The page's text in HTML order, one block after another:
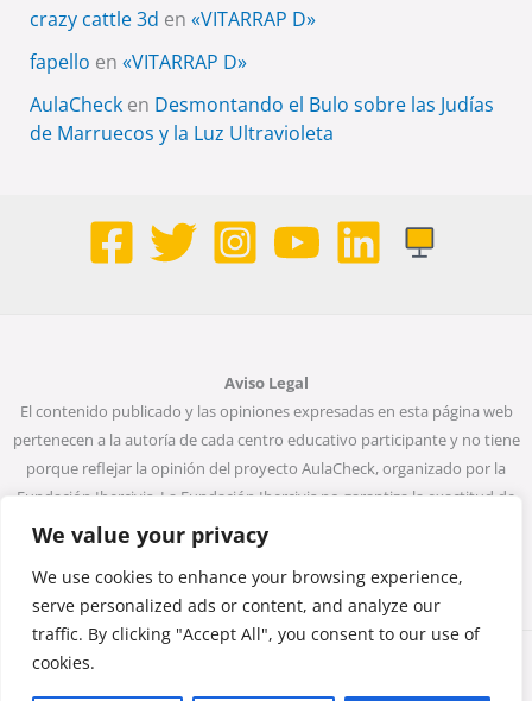
We value your privacy
We use cookies to enhance your browsing experience,
serve personalized ads or content, and analyze our
traffic. By clicking "Accept All", you consent to our use of
cookies.
crazy cattle 3d en «VITARRAP D»
fapello en «VITARRAP D»
AulaChecken Desmontando el Bulo sobre las Judías
de Marruecos y la Luz Ultravioleta
Aviso Legal
El contenido publicado y las opiniones expresadas en esta página web
pertenecen a la autoría de cada centro educativo participante y no tiene
porque reflejar la opinión del proyecto AulaCheck, organizado por la
Fundación Ibercivis. La Fundación Ibercivis no garantiza la exactitud de
todos los datos incluidos en las entradas de la web. Ni la Fundación
Ibercivis ni ninguna persona que actúe en su nombre será considerada
responsable del uso que pueda darse a la información que contiene.
Copyright © 2026 Monta una noticia, desmonta un bulo